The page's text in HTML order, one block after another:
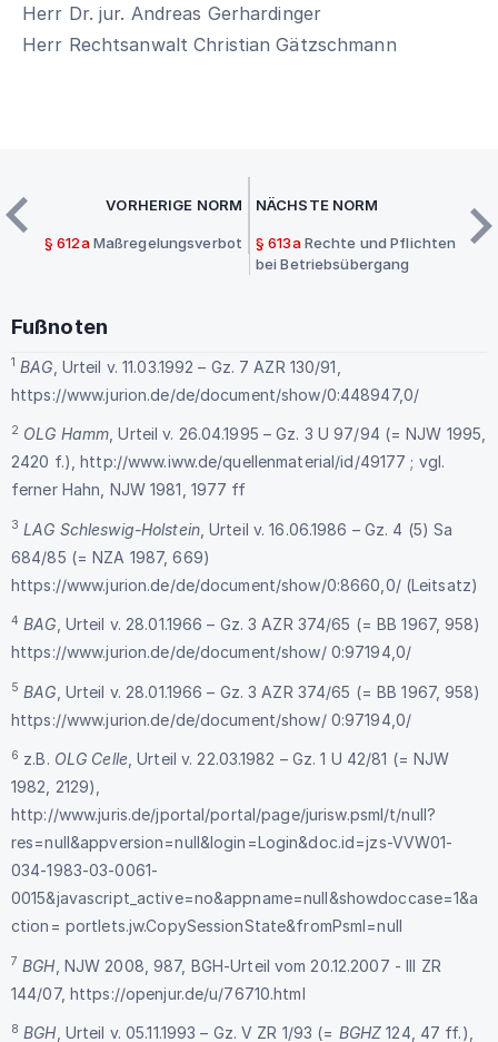
Herr Dr. jur. Andreas Gerhardinger
Herr Rechtsanwalt Christian Gätzschmann
VORHERIGE NORM
§ 612a Maßregelungsverbot
NÄCHSTE NORM
§ 613a Rechte und Pflichten
bei Betriebsübergang
Fußnoten
1 BAG , Urteil v. 11.03.1992 – Gz. 7 AZR 130/91,
https://www.jurion.de/de/document/show/0:448947,0/
2 OLG Hamm , Urteil v. 26.04.1995 – Gz. 3 U 97/94 (= NJW 1995,
2420 f.),http://www.iww.de/quellenmaterial/id/49177 ; vgl.
ferner Hahn, NJW 1981, 1977 ff
3 LAG Schleswig-Holstein, Urteil v. 16.06.1986 – Gz. 4 (5) Sa
684/85 (= NZA 1987, 669)
https://www.jurion.de/de/document/show/0:8660,0/(Leitsatz)
4 BAG , Urteil v. 28.01.1966 – Gz. 3 AZR 374/65 (= BB 1967, 958)
https://www.jurion.de/de/document/show/ 0:97194,0/
5 BAG , Urteil v. 28.01.1966 – Gz. 3 AZR 374/65 (= BB 1967, 958)
https://www.jurion.de/de/document/show/ 0:97194,0/
6 z.B. OLG Celle, Urteil v. 22.03.1982 – Gz. 1 U 42/81 (= NJW
1982, 2129),
http://www.juris.de/jportal/portal/page/jurisw.psml/t/null?
res=null&appversion=null&login=Login&doc.id=jzs-VVW01-
034-1983-03-0061-
0015&javascript_active=no&appname=null&showdoccase=1&a
ction= portlets.jw.CopySessionState&fromPsml=null
7 BGH, NJW 2008, 987, BGH-Urteil vom 20.12.2007 - III ZR
144/07, https://openjur.de/u/76710.html
8 BGH, Urteil v. 05.11.1993 – Gz. V ZR 1/93 (= BGHZ 124, 47 ff.),